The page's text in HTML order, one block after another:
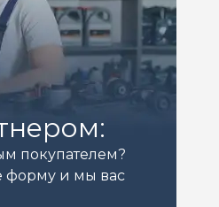
покупателем?
форму и мы вас